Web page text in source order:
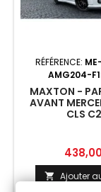
RÉFÉRENCE:
AMG204-
MAXTON -
AVANT
CLS
Prix
 Ajouter